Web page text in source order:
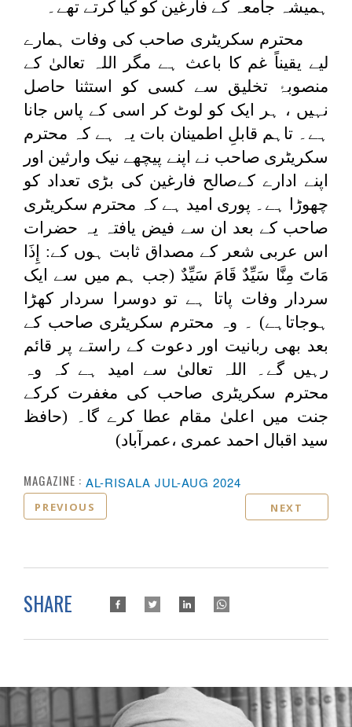
ہمیشہ جامعہ کے فارغین کو کیا کرتے تھے۔
محترم سکریٹری صاحب کی وفات ہمارے
لیے یقیناً غم کا باعث ہے مگر اللہ تعالیٰ کے
منصوبۂ تخلیق سے کسی کو استثنا حاصل
نہیں ، ہر ایک کو لوٹ کر اسی کے پاس جانا
ہے۔ تاہم قابلِ اطمینان بات یہ ہے کہ محترم
سکریٹری صاحب نے اپنے پیچھے نیک وارثین اور
اپنے ادارے کےصالح فارغین کی بڑی تعداد کو
چھوڑا ہے۔ پوری امید ہے کہ محترم سکریٹری
صاحب کے بعد ان سے فیض یافتہ یہ حضرات
اس عربی شعر کے مصداق ثابت ہوں کے: إِذَا
‌مَاتَ مِنَّا سَيِّدٌ ‌قَامَ ‌سَيِّدٌ (جب ہم میں سے ایک
سردار وفات پاتا ہے تو دوسرا سردار کھڑا
ہوجاتاہے) ۔ وہ محترم سکریٹری صاحب کے
بعد بھی ربانیت اور دعوت کے راستے پر قائم
رہیں گے۔ اللہ تعالیٰ سے امید ہے کہ وہ
محترم سکریٹری صاحب کی مغفرت کرکے
جنت میں اعلیٰ مقام عطا کرے گا۔ (حافظ
سید اقبال احمد عمری ،عمرآباد)
MAGAZINE : AL-RISALA JUL-AUG 2024
PREVIOUS NEXT
SHARE